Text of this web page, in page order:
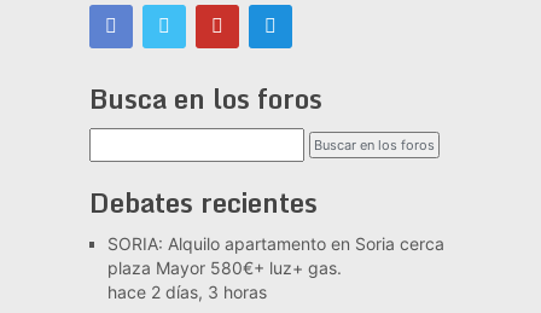
Busca en los foros
Debates recientes
SORIA: Alquilo apartamento en Soria cerca
plaza Mayor 580€+ luz+ gas.
hace 2 días, 3 horas